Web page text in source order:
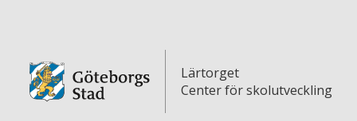
Lärtorget
Center för skolutveckling